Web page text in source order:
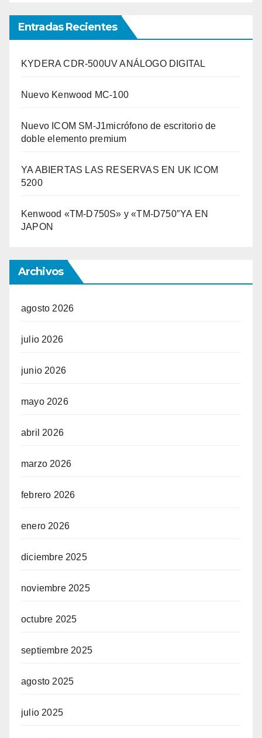
Entradas Recientes
KYDERA CDR-500UV ANÁLOGO DIGITAL
Nuevo Kenwood MC-100
Nuevo ICOM SM-J1micrófono de escritorio de
doble elemento premium
YA ABIERTAS LAS RESERVAS EN UK ICOM
5200
Kenwood «TM-D750S» y «TM-D750″YA EN
JAPON
Archivos
agosto 2026
julio 2026
junio 2026
mayo 2026
abril 2026
marzo 2026
febrero 2026
enero 2026
diciembre 2025
noviembre 2025
octubre 2025
septiembre 2025
agosto 2025
julio 2025